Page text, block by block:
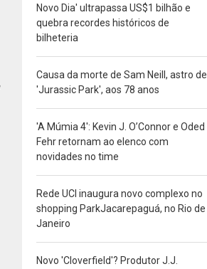
Novo Dia' ultrapassa US$1 bilhão e
quebra recordes históricos de
bilheteria
Causa da morte de Sam Neill, astro de
'Jurassic Park', aos 78 anos
'A Múmia 4': Kevin J. O’Connor e Oded
Fehr retornam ao elenco com
novidades no time
Rede UCI inaugura novo complexo no
shopping ParkJacarepaguá, no Rio de
Janeiro
Novo 'Cloverfield'? Produtor J.J.